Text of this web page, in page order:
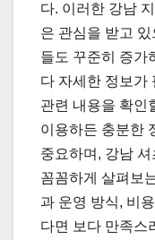
다. 이러한 강남
은 관심을 받고
들도 꾸준히 증가
다 자세한 정보가
관련 내용을 확인
이용하든 충분한
중요하며, 강남
꼼꼼하게 살펴보
과 운영 방식, 비
다면 보다 만족스